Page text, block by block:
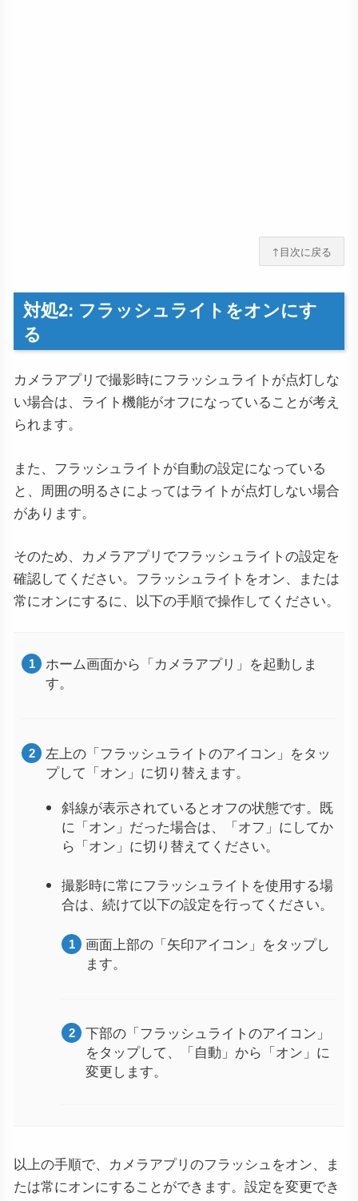
↑目次に戻る
対処2: フラッシュライトをオンにす
る
カメラアプリで撮影時にフラッシュライトが点灯しな
い場合は、ライト機能がオフになっていることが考え
られます。
また、フラッシュライトが自動の設定になっている
と、周囲の明るさによってはライトが点灯しない場合
があります。
そのため、カメラアプリでフラッシュライトの設定を
確認してください。フラッシュライトをオン、または
常にオンにするに、以下の手順で操作してください。
ホーム画面から「カメラアプリ」を起動しま
す。
左上の「フラッシュライトのアイコン」をタッ
プして「オン」に切り替えます。
斜線が表示されているとオフの状態です。既
に「オン」だった場合は、「オフ」にしてか
ら「オン」に切り替えてください。
撮影時に常にフラッシュライトを使用する場
合は、続けて以下の設定を行ってください。
画面上部の「矢印アイコン」をタップし
ます。
下部の「フラッシュライトのアイコン」
をタップして、「自動」から「オン」に
変更します。
以上の手順で、カメラアプリのフラッシュをオン、ま
たは常にオンにすることができます。設定を変更でき